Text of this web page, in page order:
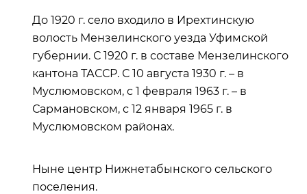
До 1920 г. село входило в Ирехтинскую
волость Мензелинского уезда Уфимской
губернии. С 1920 г. в составе Мензелинского
кантона ТАССР. С 10 августа 1930 г. – в
Муслюмовском, с 1 февраля 1963 г. – в
Сармановском, с 12 января 1965 г. в
Муслюмовском районах.
Ныне центр Нижнетабынского сельского
поселения.